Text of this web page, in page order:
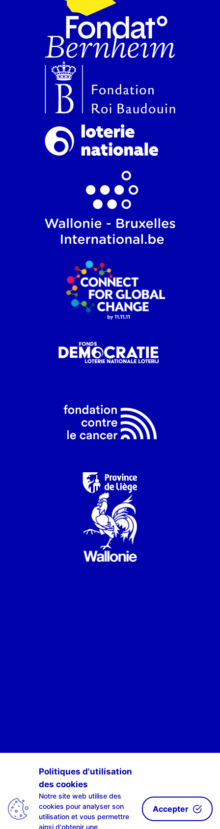
POUR ÊTRE INFORMÉ·E·S DES ACTIVITÉS DE SCAN-R
S'INSCRIRE À NOTRE NEWSLETTE-R
Politiques d'utilisation
des cookies
Notre site web utilise des
cookies pour analyser son
utilisation et vous permettre
ainsi d'obtenir une
Accepter